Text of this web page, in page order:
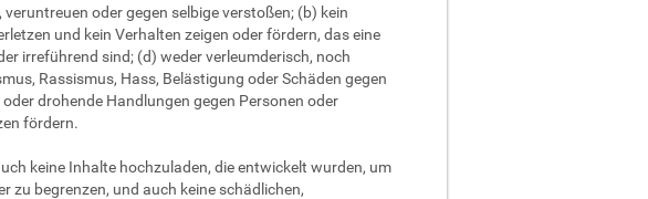
oder gegen selbige verstoßen; (b) kein
und kein Verhalten zeigen oder fördern, das eine
irreführend sind; (d) weder verleumderisch, noch
Rassismus, Hass, Belästigung oder Schäden gegen
drohende Handlungen gegen Personen oder
fördern.
keine Inhalte hochzuladen, die entwickelt wurden, um
zu begrenzen, und auch keine schädlichen,